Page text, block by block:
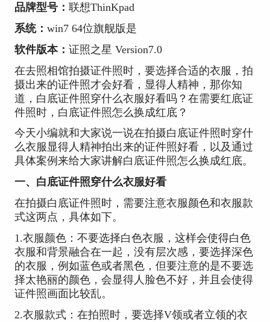
品牌型号： 联想ThinKpad
系统： win7 64位旗舰版是
软件版本： 证照之星 Version7.0
在去照相馆拍摄证件照时，要选择合适的衣服，拍
摄出来的证件照才会好看，显得人精神，那你知
道，白底证件照穿什么衣服好看吗？在需要红底证
件照时，白底证件照怎么换成红底？
今天小编就和大家说一说在拍摄白底证件照时穿什
么衣服显得人精神拍出来的证件照好看，以及通过
具体案例来给大家讲解白底证件照怎么换成红底。
一、白底证件照穿什么衣服好看
在拍摄白底证件照时，需要注意衣服颜色和衣服款
式这两点，具体如下。
1.衣服颜色：不要选择白色衣服，这样会使得白色
衣服和背景融合在一起，没有层次感，要选择深色
的衣服，例如蓝色或者黑色，但要注意的是不要选
择太艳丽的颜色，会显得人脸色不好，并且会使得
证件照画面比较乱。
2.衣服款式：在拍照时，要选择V领或者立领的衣